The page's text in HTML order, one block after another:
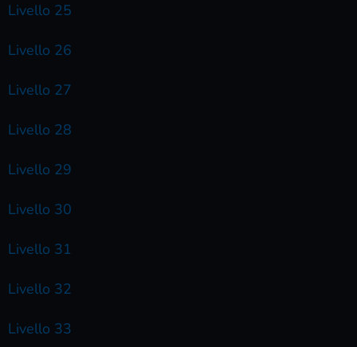
Livello 25
Livello 26
Livello 27
Livello 28
Livello 29
Livello 30
Livello 31
Livello 32
Livello 33